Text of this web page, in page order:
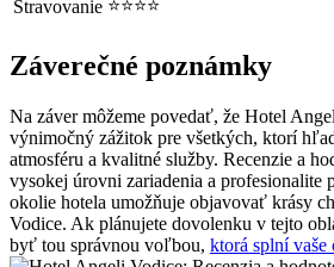
Stravovanie ⭐⭐⭐⭐
Záverečné poznámky
Na záver môžeme povedať, že Hotel
výnimočný zážitok pre všetkých, ktorí
atmosféru a kvalitné služby. Recenzie a
vysokej úrovni zariadenia a profesionalite
okolie hotela umožňuje objavovať krásy
Vodice. Ak plánujete dovolenku v tejto
byť tou správnou voľbou, ktorá splní vaše